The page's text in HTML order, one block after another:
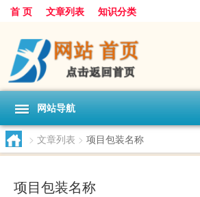
首 页 文章列表 知识分类
网站导航
> 文章列表 > 项目包装名称
项目包装名称